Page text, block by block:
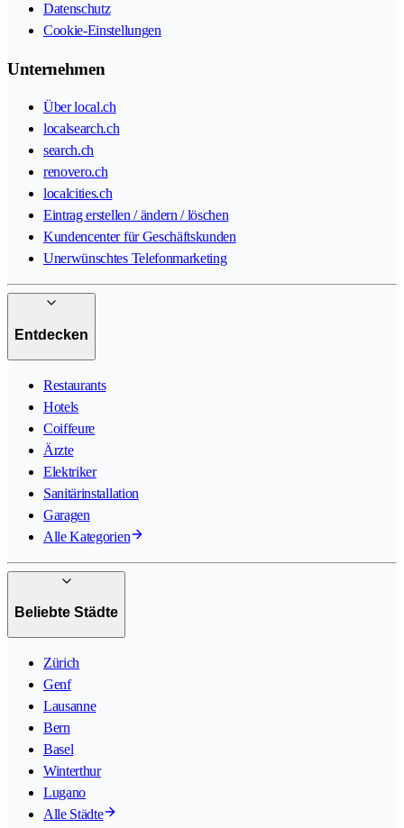
Datenschutz
Cookie-Einstellungen
Unternehmen
Über local.ch
localsearch.ch
search.ch
renovero.ch
localcities.ch
Eintrag erstellen / ändern / löschen
Kundencenter für Geschäftskunden
Unerwünschtes Telefonmarketing
Entdecken
Restaurants
Hotels
Coiffeure
Ärzte
Elektriker
Sanitärinstallation
Garagen
Alle Kategorien
Beliebte Städte
Zürich
Genf
Lausanne
Bern
Basel
Winterthur
Lugano
Alle Städte